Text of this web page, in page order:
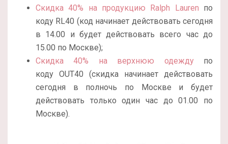
Скидка 40% на продукцию Ralph Lauren по
коду RL40 (код начинает действовать сегодня
в 14.00 и будет действовать всего час до
15.00 по Москве);
Скидка 40% на верхнюю одеждупо
коду OUT40 (скидка начинает действовать
сегодня в полночь по Москве и будет
действовать только один час до 01.00 по
Москве).